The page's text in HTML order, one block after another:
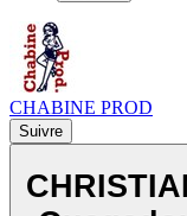
CHABINE PROD
Suivre